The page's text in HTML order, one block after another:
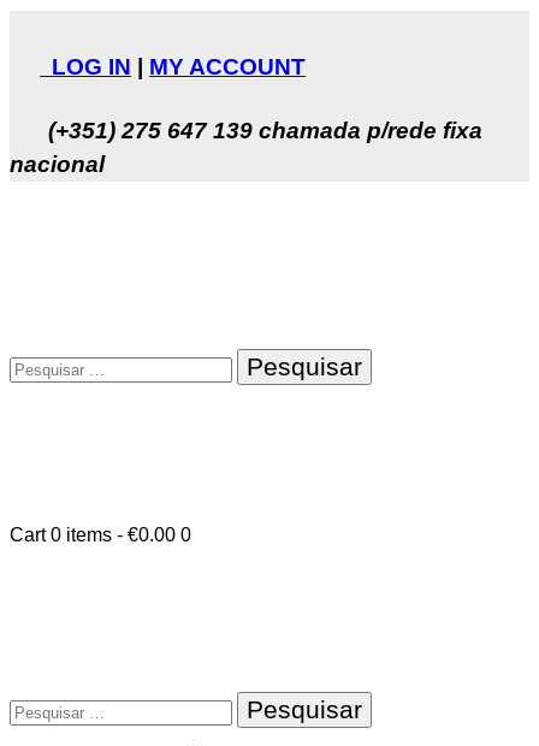
LOG IN MY ACCOUNT
(+351) 275 647 139 chamada p/rede fixa
nacional
Pesquisar
por:
Cart 0 items - €0.00 0
Pesquisar
por: